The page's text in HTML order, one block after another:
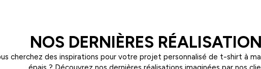
NOS DERNIÈRES
cherchez des inspirations pour votre projet personnalisé de t-shirt à